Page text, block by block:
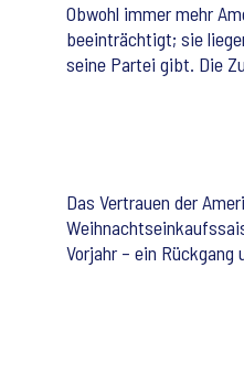
Obwohl immer mehr
beeinträchtigt; sie
seine Partei gibt. Die
Das Vertrauen der
Vorjahr – ein